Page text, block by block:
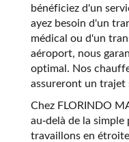
bénéficiez d'un
ayez besoin d'un
médical ou d'un
aéroport, nous
optimal. Nos
assureront un trajet
Chez FLORINDO
au-delà de la
travaillons en